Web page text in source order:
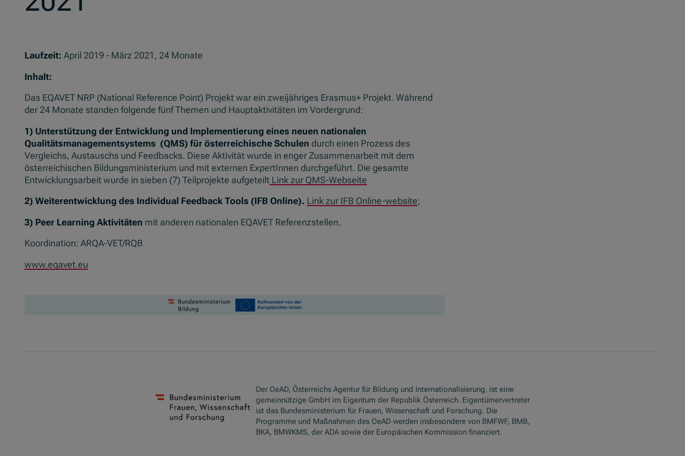
Laufzeit: April 2019 - März 2021, 24 Monate
Inhalt:
Das EQAVET NRP (National Reference Point) Projekt war ein zweijähriges Erasmus+ Projekt. Während
der 24 Monate standen folgende fünf Themen und Hauptaktivitäten im Vordergrund:
1) Unterstützung der Entwicklung und Implementierung eines neuen nationalen
Qualitätsmanagementsystems (QMS) für österreichische Schulen durch einen Prozess des
Vergleichs, Austauschs und Feedbacks. Diese Aktivität wurde in enger Zusammenarbeit mit dem
österreichischen Bildungsministerium und mit externen ExpertInnen durchgeführt. Die gesamte
Entwicklungsarbeit wurde in sieben (7) Teilprojekte aufgeteilt Link zur QMS-Webseite
2) Weiterentwicklung des Individual Feedback Tools (IFB Online). Link zur IFB Online-website;
3) Peer Learning Aktivitäten mit anderen nationalen EQAVET Referenzstellen.
Koordination: ARQA-VET/RQB
www.eqavet.eu
Der OeAD, Österreichs Agentur für Bildung und Internationalisierung, ist eine
gemeinnützige GmbH im Eigentum der Republik Österreich. Eigentümervertreter
ist das Bundesministerium für Frauen, Wissenschaft und Forschung. Die
Programme und Maßnahmen des OeAD werden insbesondere von BMFWF, BMB,
BKA, BMWKMS, der ADA sowie der Europäischen Kommission finanziert.